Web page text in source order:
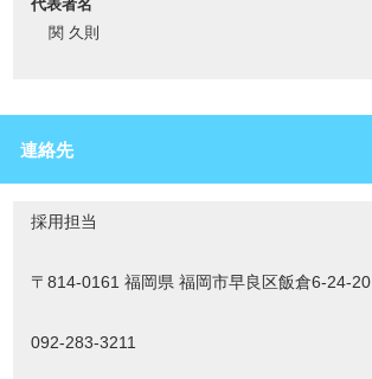
代表者名
関 久則
連絡先
採用担当
〒814-0161 福岡県 福岡市早良区飯倉6-24-20
092-283-3211